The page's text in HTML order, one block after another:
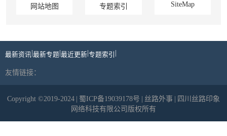
网站地图 专题索引 SiteMap
最新资讯 最新专题 最近更新 专题索引
友情链接：
Copyright ©2019-2024 蜀ICP备19039178号 丝路外事
四川丝路印象
网络科技有限公司版权所有